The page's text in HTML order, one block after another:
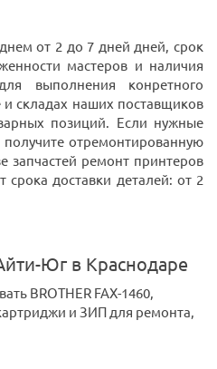
от 2 до 7 дней дней, срок
мастеров и наличия
выполнения конретного
складах наших поставщиков
позиций. Если нужные
отремонтированную
запчастей ремонт принтеров
срока доставки деталей: от 2
Юг в Краснодаре
BROTHER FAX-1460,
и ЗИП для ремонта,